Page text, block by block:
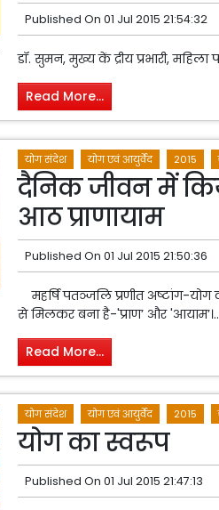
Published On 01 Jul 2015 21:54:32
डॉ. सुमन, मुख्य कें द्रीय प्रभारी,
Read More...
योग संदेश योग एवं आयुर्वेद 2015
दैनिक जीवन में
आठ प्राणायाम
Published On 01 Jul 2015 21:50:36
महर्षि पतञ्जलि प्रणीत अष्टांग-योग
से मिलकर बना है-'प्राण’ और
Read More...
योग संदेश योग एवं आयुर्वेद 2015
योग का स्वरूप
Published On 01 Jul 2015 21:47:13